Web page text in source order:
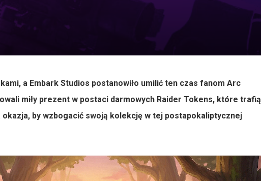
a Embark Studios postanowiło umilić ten czas fanom Arc
miły prezent w postaci darmowych Raider Tokens, które trafią
okazja, by wzbogacić swoją kolekcję w tej postapokaliptycznej